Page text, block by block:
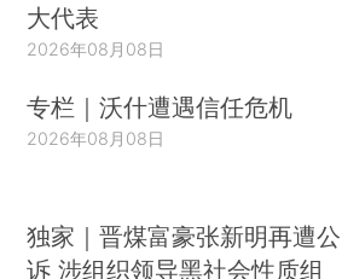
大代表
2026年08月08日
专栏｜沃什遭遇信任危机
2026年08月08日
独家｜晋煤富豪张新明再遭公
诉 涉组织领导黑社会性质组